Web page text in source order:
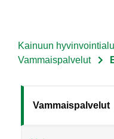
Kainuun
Vammaispalvelut
Sote
Menu
Vammaispalvelut